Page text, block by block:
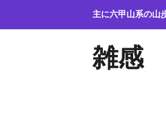
主に六甲山系の山
雑感